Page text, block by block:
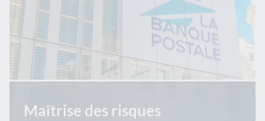
Maîtrise des risques